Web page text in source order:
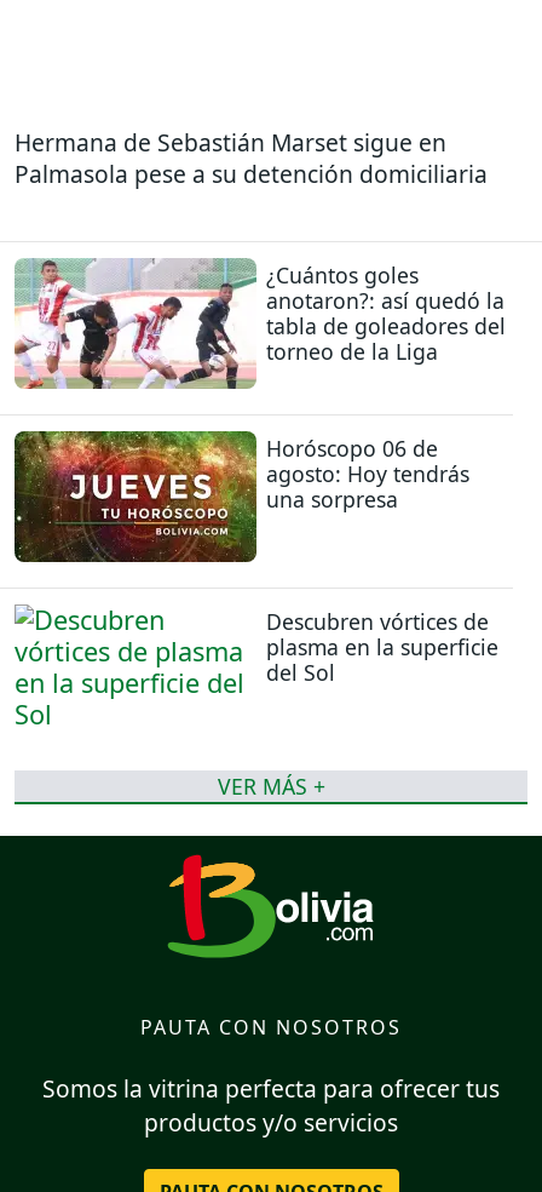
Hermana de Sebastián Marset sigue en
Palmasola pese a su detención domiciliaria
¿Cuántos goles
anotaron?: así quedó la
tabla de goleadores del
torneo de la Liga
Horóscopo 06 de
agosto: Hoy tendrás
una sorpresa
Descubren vórtices de
plasma en la superficie
del Sol
VER MÁS +
PAUTA CON NOSOTROS
Somos la vitrina perfecta para ofrecer tus
productos y/o servicios